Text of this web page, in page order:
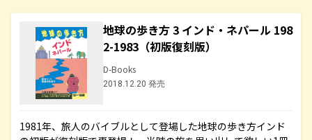
地球の歩き方 3 インド・ネパール 198
2-1983（初版復刻版）
D-Books
2018.12.20 発売
1981年、旅人のバイブルとして登場した地球の歩き方インド